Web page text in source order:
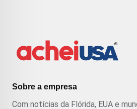
Sobre a empresa
Com notícias da Flórida, EUA e